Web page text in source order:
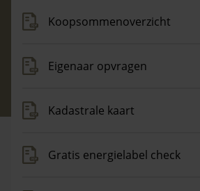
Koopsommenoverzicht
Eigenaar opvragen
Kadastrale kaart
Gratis energielabel check